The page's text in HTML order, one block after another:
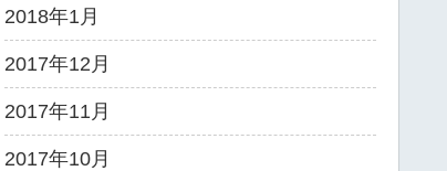
2018年1月
2017年12月
2017年11月
2017年10月